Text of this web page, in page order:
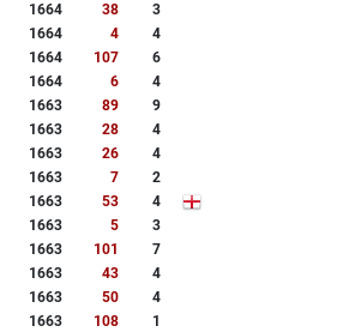
1664 38
3
1664 4
4
1664 107
6
1664 6
4
1663 89
9
1663 28
4
1663 26
4
1663 7
2
1663 53
4
1663 5
3
1663 101
7
1663 43
4
1663 50
4
1663 108
1